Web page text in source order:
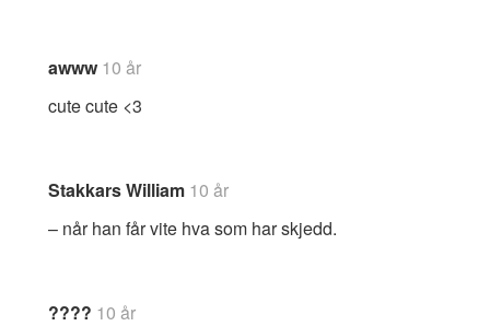
awww 10 år
cute cute <3
Stakkars William 10 år
– når han får vite hva som har skjedd.
???? 10 år